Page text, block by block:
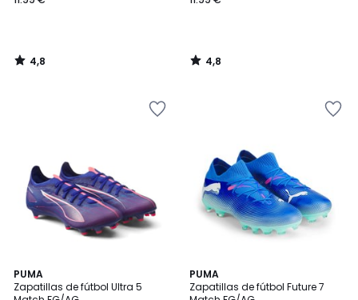
4,8
/
4,8
/
PUMA
Zapatillas de fútbol Ultra 5
PUMA
Zapatillas de fútbol Future 7